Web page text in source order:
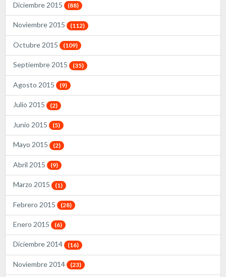
Diciembre 2015 (88)
Noviembre 2015 (112)
Octubre 2015 (109)
Septiembre 2015 (35)
Agosto 2015 (9)
Julio 2015 (2)
Junio 2015 (5)
Mayo 2015 (2)
Abril 2015 (9)
Marzo 2015 (1)
Febrero 2015 (28)
Enero 2015 (6)
Diciembre 2014 (16)
Noviembre 2014 (23)